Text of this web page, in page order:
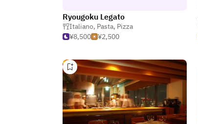
Ryougoku Legato
Italiano, Pasta, Pizza
¥8,500
¥2,500